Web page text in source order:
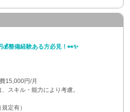
💰整備経験ある方必見！👀✨
15,000円/月
スキル・能力により考慮。
定有）